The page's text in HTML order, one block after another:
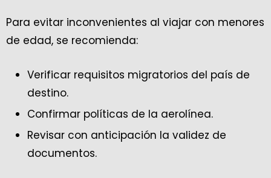
Para evitar inconvenientes al viajar con menores
de edad, se recomienda:
Verificar requisitos migratorios del país de
destino.
Confirmar políticas de la aerolínea.
Revisar con anticipación la validez de
documentos.